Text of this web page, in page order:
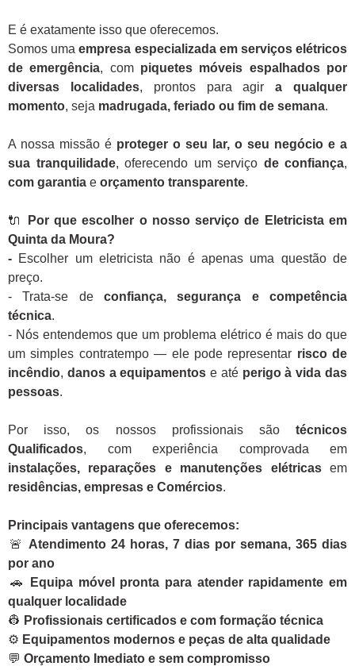
E é exatamente isso que oferecemos.
Somos umaempresa especializada em serviços elétricos
de emergência, com piquetes móveis espalhados por
diversas localidades, prontos para agira qualquer
momento, seja madrugada, feriado ou fim de semana.
A nossa missão é proteger o seu lar, o seu negócio e a
sua tranquilidade, oferecendo um serviço de confiança,
com garantia e orçamento transparente.
🔌
Por que escolher o nosso serviço de Eletricista em
Quinta da Moura?
- Escolher um eletricista não é apenas uma questão de
preço.
- Trata-se de confiança, segurança e competência
técnica.
- Nós entendemos que um problema elétrico é mais do que
um simples contratempo — ele pode representar risco de
incêndio, danos a equipamentos e até perigo à vida das
pessoas.
Por isso, os nossos profissionais são técnicos
Qualificados, com experiência comprovada em
instalações, reparações e manutenções elétricasem
residências, empresas e Comércios.
Principais vantagens que oferecemos:
🚨 Atendimento 24 horas, 7 dias por semana, 365 dias
por ano
🚗
Equipa móvel pronta para atender rapidamente em
qualquer localidade
👷 Profissionais certificados e com formação técnica
⚙️ Equipamentos modernos e peças de alta qualidade
💬 Orçamento Imediato e sem compromisso